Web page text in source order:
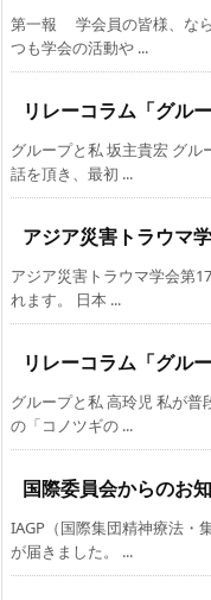
第一報 学会員の皆様、な
つも学会の活動や ...
リレーコラム「グル
グループと私 坂主貴宏 グ
話を頂き、最初 ...
アジア災害トラウマ
アジア災害トラウマ学会第
れます。 日本 ...
リレーコラム「グル
グループと私 高玲児 私が
の「コノツギの ...
国際委員会からのお
IAGP（国際集団精神療法・
が届きました。 ...